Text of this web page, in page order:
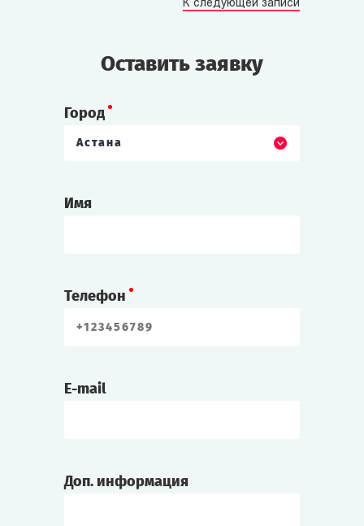
К следующей записи
Оставить заявку
Город
Астана
Имя
Телефон
E-mail
Доп. информация